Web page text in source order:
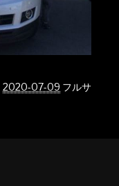
2020-07-09 フルサ